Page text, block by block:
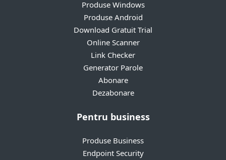
Produse Windows
Produse Android
Download Gratuit Trial
Online Scanner
Link Checker
Generator Parole
Abonare
Dezabonare
Pentru business
Produse Business
Endpoint Security